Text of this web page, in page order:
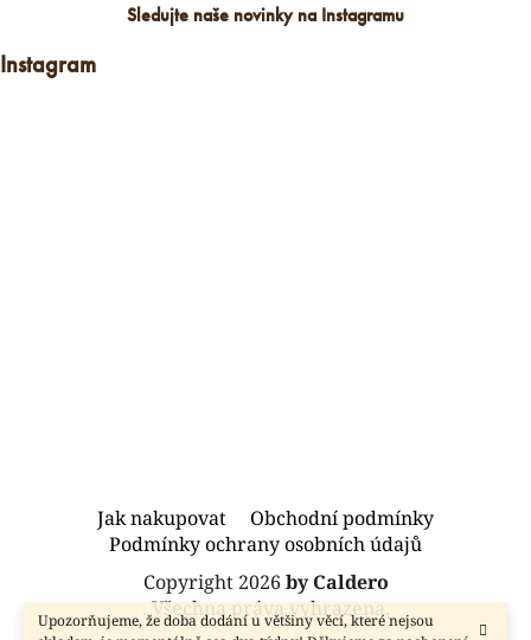
Upozorňujeme, že doba dodání u většiny věcí, které nejsou
Sledujte naše novinky na Instagramu
Instagram
Copyright 2026 by Caldero
. Všechna práva vyhrazena.
Jak nakupovat
Obchodní podmínky
Podmínky ochrany osobních údajů